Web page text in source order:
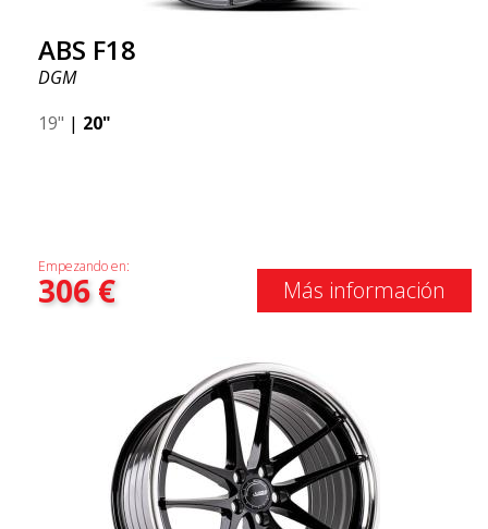
ABS F18
DGM
19" | 20"
Empezando en:
306€ Más información